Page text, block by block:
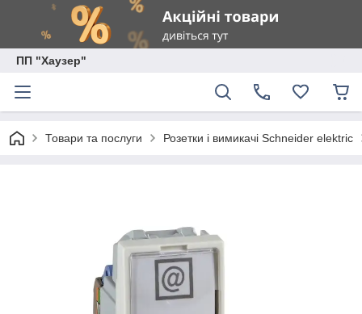
ПП "Хаузер"
Товари та послуги Розетки і вимикачі Schneider elektric